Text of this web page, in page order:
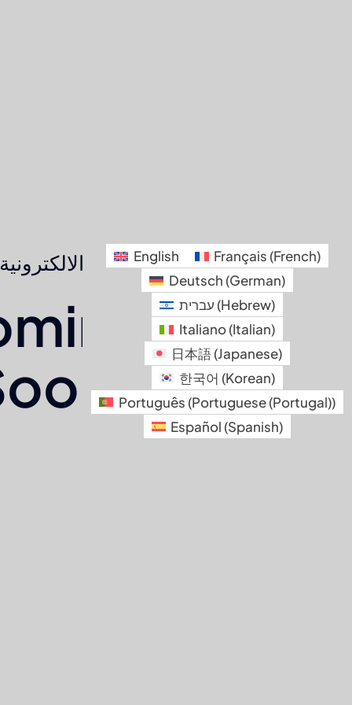
English Français (French)
Deutsch (German)
עברית (Hebrew)
Italiano(Italian)
日本語(Japanese)
한국어 (Korean)
Português (Portuguese (Portugal))
Español (Spanish)